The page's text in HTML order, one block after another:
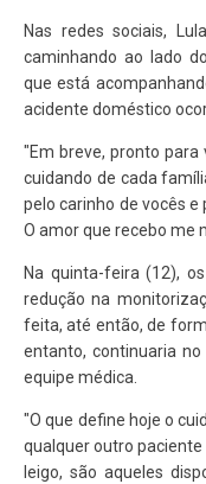
Nas redes sociais,
caminhando ao lado
que está
acidente doméstico
"Em breve, pronto
cuidando de cada
pelo carinho de vocês e
O amor que recebo me
Na quinta-feira (12),
redução na
feita, até então, de
entanto, continuaria
equipe médica.
"O que define hoje o
qualquer outro
leigo, são aqueles